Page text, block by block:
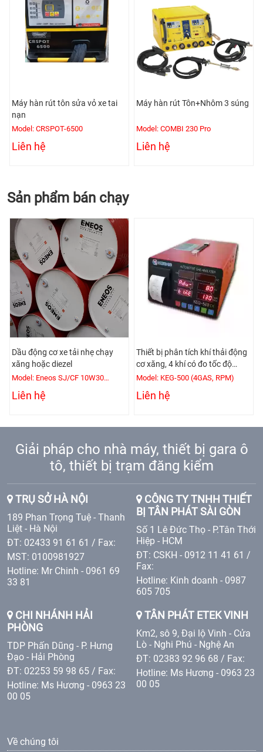
Máy hàn rút tôn sửa vỏ xe tai
nạn
Model: CRSPOT-6500
Liên hệ
Máy hàn rút Tôn+Nhôm 3 súng
Model: COMBI 230 Pro
Liên hệ
Sản phẩm bán chạy
Dầu động cơ xe tải nhẹ chạy
xăng hoặc diezel
Model: Eneos SJ/CF 10W30
Liên hệ
Thiết bị phân tích khí thải động
cơ xăng, 4 khí có đo tốc độ
động cơ
Model: KEG-500 (4GAS, RPM)
Liên hệ
Giải pháp cho nhà máy, thiết bị gara ô
tô, thiết bị trạm đăng kiểm
TRỤ SỞ HÀ NỘI
189 Phan Trọng Tuệ - Thanh
Liệt - Hà Nội
ĐT: 02433 91 61 61 / Fax:
MST: 0100981927
Hotline: Mr Chinh - 0961 69
33 81
CÔNG TY TNHH THIẾT
BỊ TÂN PHÁT SÀI GÒN
Số 1 Lê Đức Thọ - P.Tân Thới
Hiệp - HCM
ĐT: CSKH - 0912 11 41 61 /
Fax:
Hotline: Kinh doanh - 0987
605 705
CHI NHÁNH HẢI
PHÒNG
TDP Phấn Dũng - P. Hưng
Đạo - Hải Phòng
ĐT: 02253 59 98 65 / Fax:
Hotline: Ms Hương - 0963 23
00 05
TÂN PHÁT ETEK VINH
Km2, sô 9, Đại lộ Vinh - Cửa
Lò - Nghi Phú - Nghệ An
ĐT: 02383 92 96 68 / Fax:
Hotline: Ms Hương - 0963 23
00 05
Về chúng tôi